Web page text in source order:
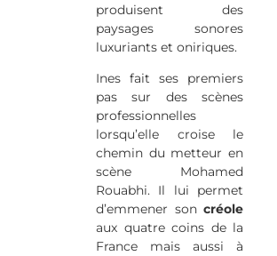
produisent des
paysages sonores
luxuriants et oniriques.
Ines fait ses premiers
pas sur des scènes
professionnelles
lorsqu’elle croise le
chemin du metteur en
scène Mohamed
Rouabhi. Il lui permet
d’emmener soncréole
aux quatre coins de la
France mais aussi à